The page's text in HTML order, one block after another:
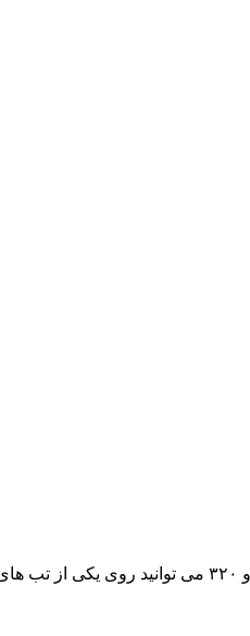
آهنگ جدیده عادل هورامی به نام « خەمی پیری » هم اکنون به صورت انحصاری پخش شد، جهت دانلود